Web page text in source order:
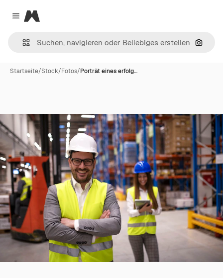
Close menu
Magnific
Nach
Startseite/Stock/Fotos/Porträt eines erfolg…